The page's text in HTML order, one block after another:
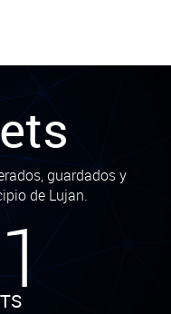
guardados y
de Lujan.